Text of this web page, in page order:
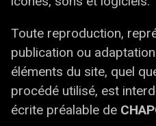
Toute reproduction,
publication ou
éléments du site, quel
procédé utilisé, est
écrite préalable de